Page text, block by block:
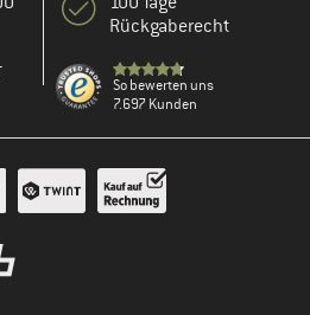
Rückgaberecht
So bewerten uns
7.697 Kunden